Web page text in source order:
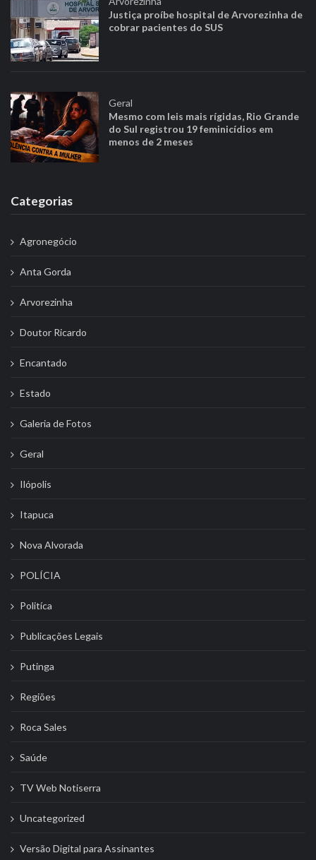
Justiça proíbe hospital de Arvorezinha de
cobrar pacientes do SUS
Geral
Mesmo com leis mais rígidas, Rio Grande
do Sul registrou 19 feminicídios em
menos de 2 meses
Categorias
Agronegócio
Anta Gorda
Arvorezinha
Doutor Ricardo
Encantado
Estado
Galeria de Fotos
Geral
Ilópolis
Itapuca
Nova Alvorada
POLÍCIA
Politíca
Publicações Legais
Putinga
Regiões
Roca Sales
Saúde
TV Web Notiserra
Uncategorized
Versão Digital para Assinantes